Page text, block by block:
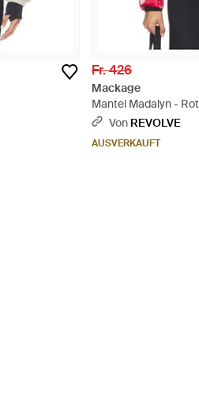
Fr. 426
Mackage
Mantel Madalyn - Rot
Von REVOLVE
AUSVERKAUFT